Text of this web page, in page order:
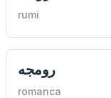
rumi
رومجه
romanca